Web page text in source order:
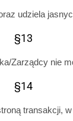
udziela
§13
Zarządcy nie
§14
transakcji,